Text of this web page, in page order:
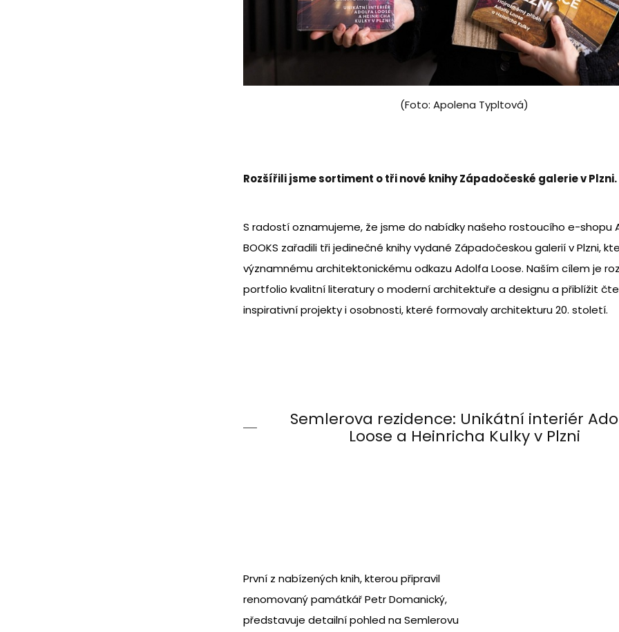
(Foto: Apolena Typltová)
Rozšířili jsme sortiment o tři nové knihy Západočeské galerie v Plzni.
S radostí oznamujeme, že jsme do nabídky našeho rostoucího e-shopu
BOOKS zařadili tři jedinečné knihy vydané Západočeskou galerií v Plzni,
významnému architektonickému odkazu Adolfa Loose. Naším cílem je
portfolio kvalitní literatury o moderní architektuře a designu a přiblížit
inspirativní projekty i osobnosti, které formovaly architekturu 20. století.
Semlerova rezidence: Unikátní interiér
Loose a Heinricha Kulky v Plzni
První z nabízených knih, kterou připravil
renomovaný památkář Petr Domanický,
představuje detailní pohled na Semlerovu